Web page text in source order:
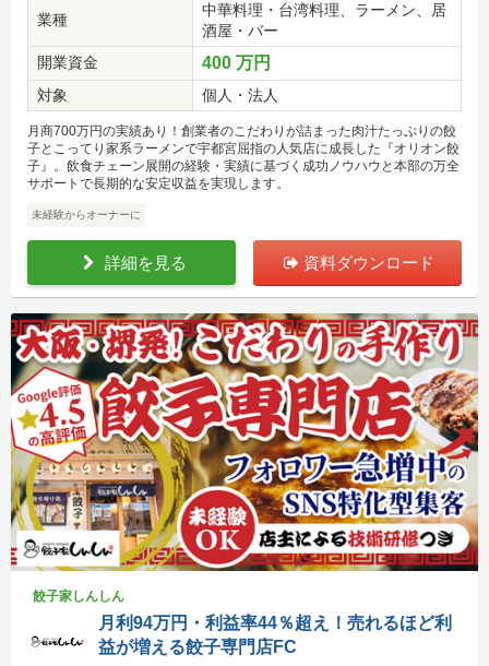
業種
中華料理・台湾料理、ラーメン、居
酒屋・バー
開業資金
400 万円
対象 個人・法人
月商700万円の実績あり！創業者のこだわりが詰まった肉汁たっぷりの餃
子とこってり家系ラーメンで宇都宮屈指の人気店に成長した『オリオン餃
子』。飲食チェーン展開の経験・実績に基づく成功ノウハウと本部の万全
サポートで長期的な安定収益を実現します。
未経験からオーナーに
詳細を見る 資料ダウンロード
餃子家しんしん
月利94万円・利益率44％超え！売れるほど利
益が増える餃子専門店FC